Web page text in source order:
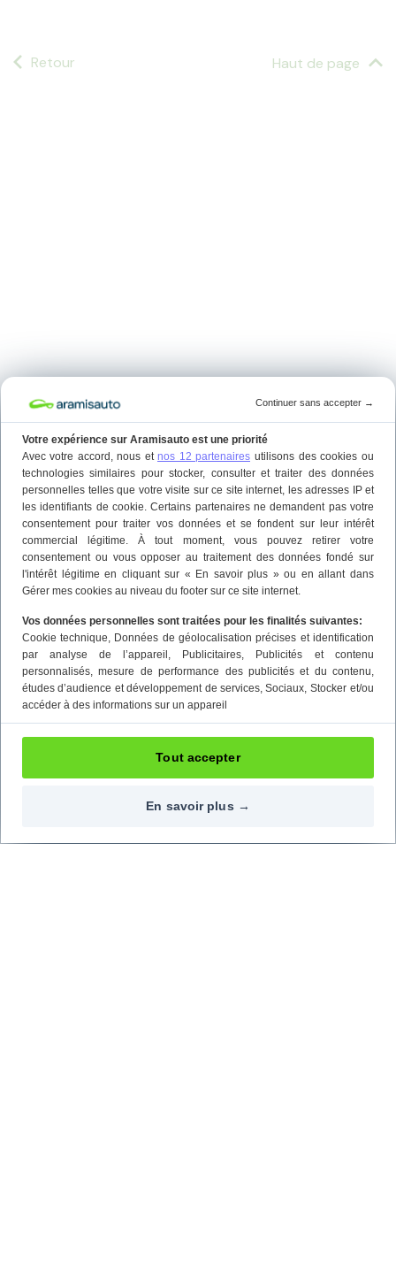
Continuer sans accepter →
Votre expérience sur Aramisauto est une priorité
Avec votre accord, nous et nos 12 partenaires utilisons des cookies ou
technologies similaires pour stocker, consulter et traiter des données
personnelles telles que votre visite sur ce site internet, les adresses IP et
les identifiants de cookie. Certains partenaires ne demandent pas votre
consentement pour traiter vos données et se fondent sur leur intérêt
commercial légitime. À tout moment, vous pouvez retirer votre
consentement ou vous opposer au traitement des données fondé sur
l'intérêt légitime en cliquant sur « En savoir plus » ou en allant dans
Gérer mes cookies au niveau du footer sur ce site internet.
Vos données personnelles sont traitées pour les finalités suivantes:
Cookie technique, Données de géolocalisation précises et identification
par analyse de l’appareil , Publicitaires, Publicités et contenu
personnalisés, mesure de performance des publicités et du contenu,
études d’audience et développement de services, Sociaux, Stocker et/ou
accéder à des informations sur un appareil
En savoir plus →
Tout accepter
Retour Haut de page